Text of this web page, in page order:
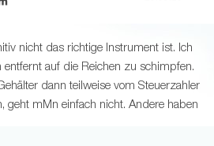
nicht das richtige Instrument ist. Ich
auf die Reichen zu schimpfen.
dann teilweise vom Steuerzahler
geht mMn einfach nicht. Andere haben